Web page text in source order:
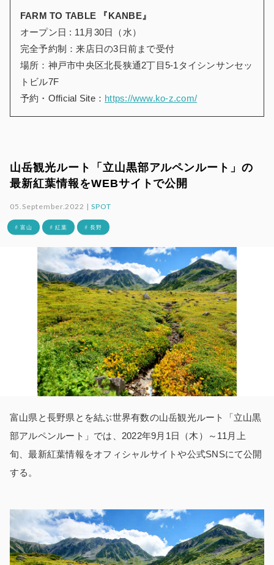
FARM TO TABLE 『KANBE』
オープン日 : 11月30日（水）
完全予約制：来店日の3日前まで受付
場所：神戸市中央区北長狭通2丁目5-1タイシンサンセッ
トビル7F
予約・Official Site： https://www.ko-z.com/
山岳観光ルート「立山黒部アルペンルート」の
最新紅葉情報をWEBサイトで公開
05.September.2022 |SPOT
# 富山 # 紅葉 # 長野
富山県と長野県とを結ぶ世界有数の山岳観光ルート「立山黒
部アルペンルート」では、2022年9月1日（木）～11月上
旬、最新紅葉情報をオフィシャルサイトや公式SNSにて公開
する。